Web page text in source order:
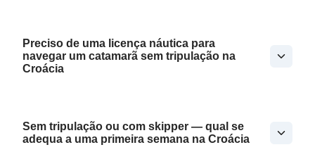
Preciso de uma licença náutica para
navegar um catamarã sem tripulação na
Croácia
Sem tripulação ou com skipper — qual se
adequa a uma primeira semana na Croácia